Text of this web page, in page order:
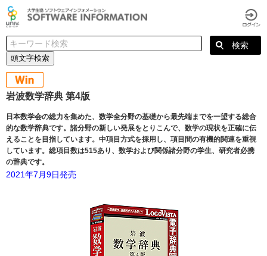
頭文字検索
岩波数学辞典 第4版
日本数学会の総力を集めた、数学全分野の基礎から最先端までを一望する総合
的な数学辞典です。諸分野の新しい発展をとりこんで、数学の現状を正確に伝
えることを目指しています。中項目方式を採用し、項目間の有機的関連を重視
しています。総項目数は515あり、数学および関係諸分野の学生、研究者必携
の辞典です。
2021年7月9日発売